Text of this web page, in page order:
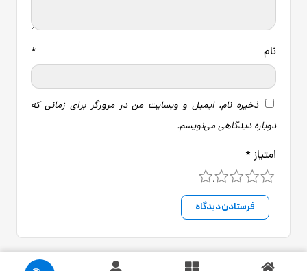
نام *
ذخیره نام، ایمیل و وبسایت من در مرورگر برای زمانی که
دوباره دیدگاهی می‌نویسم.
امتیاز *
4 3 2 1